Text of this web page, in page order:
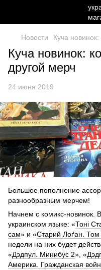
Новости Куча
Куча новинок:
другой мерч
24 июня 2019
Большое пополнение
разнообразным мерчем!
Начнем с комикс-новинок.
украинском языке: «Тоні
сам» и «Старий Лоґан. Том
недели на них будет
«Дэдпул. Минибус 2», «
Америка. Гражданская